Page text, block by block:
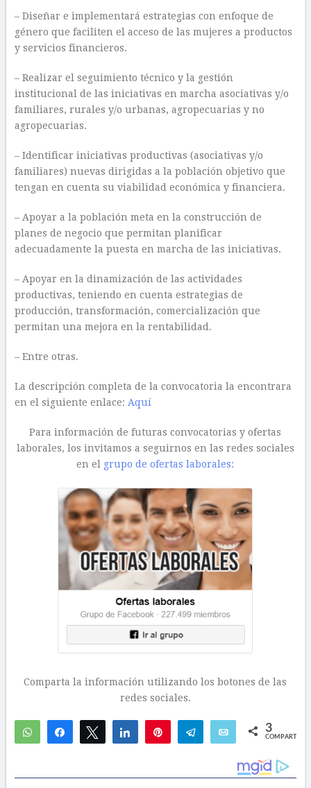
– Diseñar e implementará estrategias con enfoque de
género que faciliten el acceso de las mujeres a productos
y servicios financieros.
– Realizar el seguimiento técnico y la gestión
institucional de las iniciativas en marcha asociativas y/o
familiares, rurales y/o urbanas, agropecuarias y no
agropecuarias.
– Identificar iniciativas productivas (asociativas y/o
familiares) nuevas dirigidas a la población objetivo que
tengan en cuenta su viabilidad económica y financiera.
– Apoyar a la población meta en la construcción de
planes de negocio que permitan planificar
adecuadamente la puesta en marcha de las iniciativas.
– Apoyar en la dinamización de las actividades
productivas, teniendo en cuenta estrategias de
producción, transformación, comercialización que
permitan una mejora en la rentabilidad.
– Entre otras.
La descripción completa de la convocatoria la encontrara
en el siguiente enlace: Aquí
Para información de futuras convocatorias y ofertas
laborales, los invitamos a seguirnos en las redes sociales
en el grupo de ofertas laborales:
Comparta la información utilizando los botones de las
redes sociales.
WhatsAppCompartirTwittear Compartir Telegram Email 3
COMPARTIR